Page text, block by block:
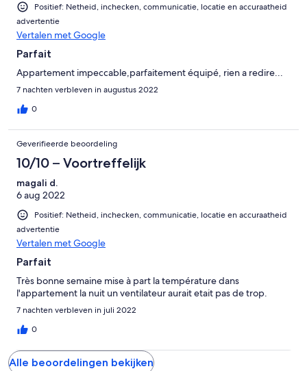
Positief: Netheid, inchecken, communicatie, locatie en accuraatheid
advertentie
Vertalen met Google
Parfait
Appartement impeccable,parfaitement équipé, rien a redire...
7 nachten verbleven in augustus 2022
0
Geverifieerde beoordeling
10/10 – Voortreffelijk
magali d.
6 aug 2022
Positief: Netheid, inchecken, communicatie, locatie en accuraatheid
advertentie
Vertalen met Google
Parfait
Très bonne semaine mise à part la température dans
l'appartement la nuit un ventilateur aurait etait pas de trop.
7 nachten verbleven in juli 2022
0
Alle beoordelingen bekijken